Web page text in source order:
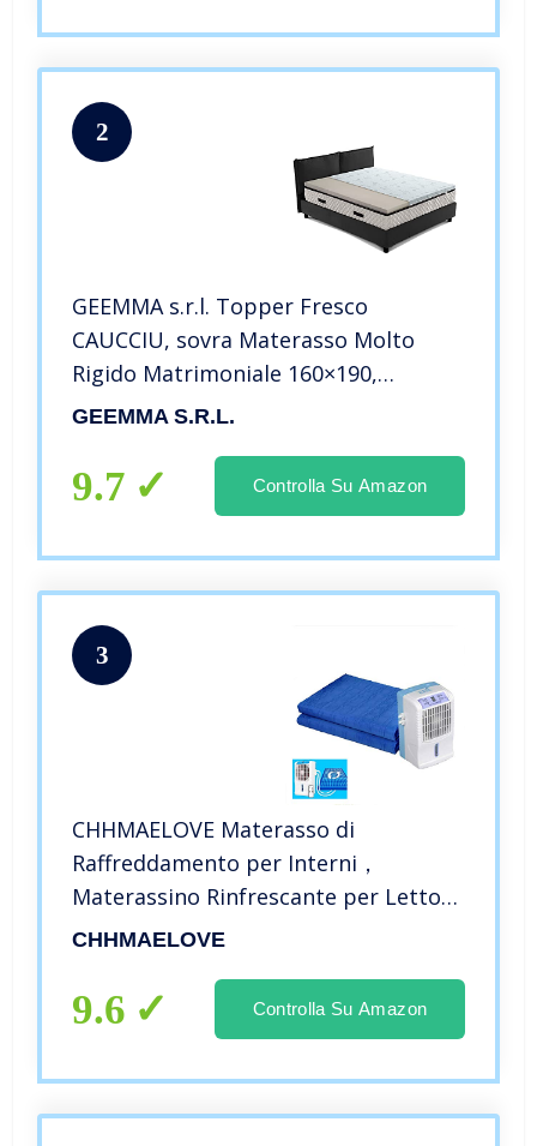
2
GEEMMA s.r.l. Topper Fresco
CAUCCIU, sovra Materasso Molto
Rigido Matrimoniale 160×190,
correttore Ortopedico
Tessuto Anallergico sfoderabile in
Cooler
GEEMMA S.r.l.
9.7 Controlla Su Amazon
3
CHHMAELOVE Materasso di
Raffreddamento per Interni，
Materassino Rinfrescante per Letto，
Lettino Rinfrescante Refrigerante，
Ionizzatore,Blue-
160x70cm/62.9×27.5in
CHHMAELOVE
9.6 Controlla Su Amazon